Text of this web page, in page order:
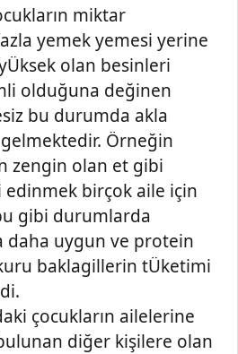
miktar
yemek yemesi yerine
olan besinleri
olduğuna değinen
bu durumda akla
Örneğin
zengin olan et gibi
birçok aile için
gibi durumlarda
daha uygun ve protein
baklagillerin tÜketimi
çocukların ailelerine
diğer kişilere olan